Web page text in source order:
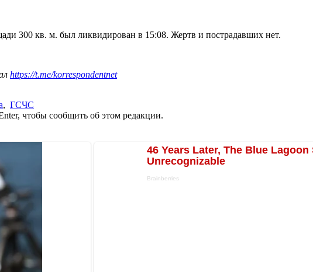
300 кв. м. был ликвидирован в 15:08. Жертв и пострадавших нет.
https://t.me/korrespondentnet
, ГСЧС
чтобы сообщить об этом редакции.